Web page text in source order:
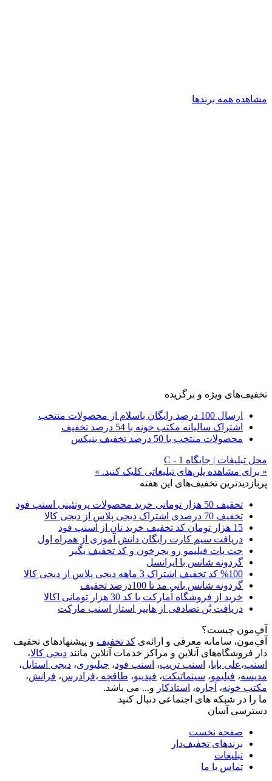
مشاهده همه برندها
تخفیف‌های ویژه و برگزیده
ارسال 100 درصد رایگان باسلام از محصولات منتخب
اشتراک سالیانه مکتب خونه با 54 درصد تخفیف
محصولات منتخب با 50 درصد تخفیف بنیکس
محل تبلیغات | جایگاه C - 1
« برای مشاهده پلن‌های تبلیغاتی کلیک کنید. »
پربازدیدترین تخفیف‌های این هفته
تخفیف 50 هزار تومانی خرید محصولات پروتئینی اسنپ فود
تخفیف 70 درصدی اشتراک دیجی پلاس از دیجی کالا
15 هزار تومان کد تخفیف خرید نان از اسنپ فود
دریافت سیم کارت رایگان دانش آموزی از همراه اول
جت پات فیلیمو رو بچرخون و کد تخفیف بگیر
گردونه شانس با ایرانسل
%100 کد تخفیف اشتراک 3 ماهه دیجی پلاس از دیجی کالا
گردونه شانس بانی مد تا 100درصد تخفیف
خرید از فروشگاه اُمارکت با کد 30 هزار تومانی اکالا
دریافت بُن تصادفی از هایپر استار اسنپ مارکت
آفِ‌مون چیست؟
آفِ‌مون، سامانه معرفی و ارائه‌ی کد تخفیف و پیشنهادهای تخفیف
دار فروشگاه‌های آنلاین و مراکز خدمات آنلاین مانند دیجی کالا،
اسنپ،علی بابا، اسنپ تریپ، اسنپ فود، چیلیوری، دیجی استایل،
مدیسه، فیلیمو، سینماتیکت، فیدیبو، طاقچه ،فرادرس، فرانش،
مکتب خونه، آچاره، استادکار و... می باشد.
ما را در شبکه های اجتماعی دنبال کنید
دسترسی آسان
صفحه نخست
برندهای تخفیف‌دار
تبلیغات
تماس با ما